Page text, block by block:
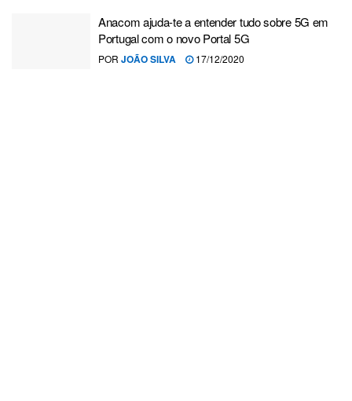
Anacom ajuda-te a entender tudo sobre 5G em
Portugal com o novo Portal 5G
POR JOÃO SILVA 17/12/2020